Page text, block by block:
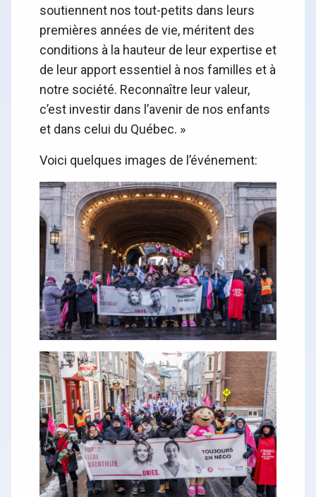
soutiennent nos tout-petits dans leurs
premières années de vie, méritent des
conditions à la hauteur de leur expertise et
de leur apport essentiel à nos familles et à
notre société. Reconnaître leur valeur,
c’est investir dans l’avenir de nos enfants
et dans celui du Québec. »
Voici quelques images de l’événement: